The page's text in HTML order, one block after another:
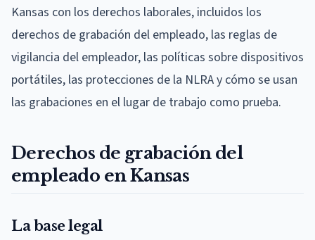
Kansas con los derechos laborales, incluidos los
derechos de grabación del empleado, las reglas de
vigilancia del empleador, las políticas sobre dispositivos
portátiles, las protecciones de la NLRA y cómo se usan
las grabaciones en el lugar de trabajo como prueba.
Derechos de grabación del
empleado en Kansas
La base legal